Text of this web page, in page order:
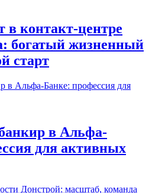
в контакт-центре
богатый жизненный
старт
в Альфа-
для активных